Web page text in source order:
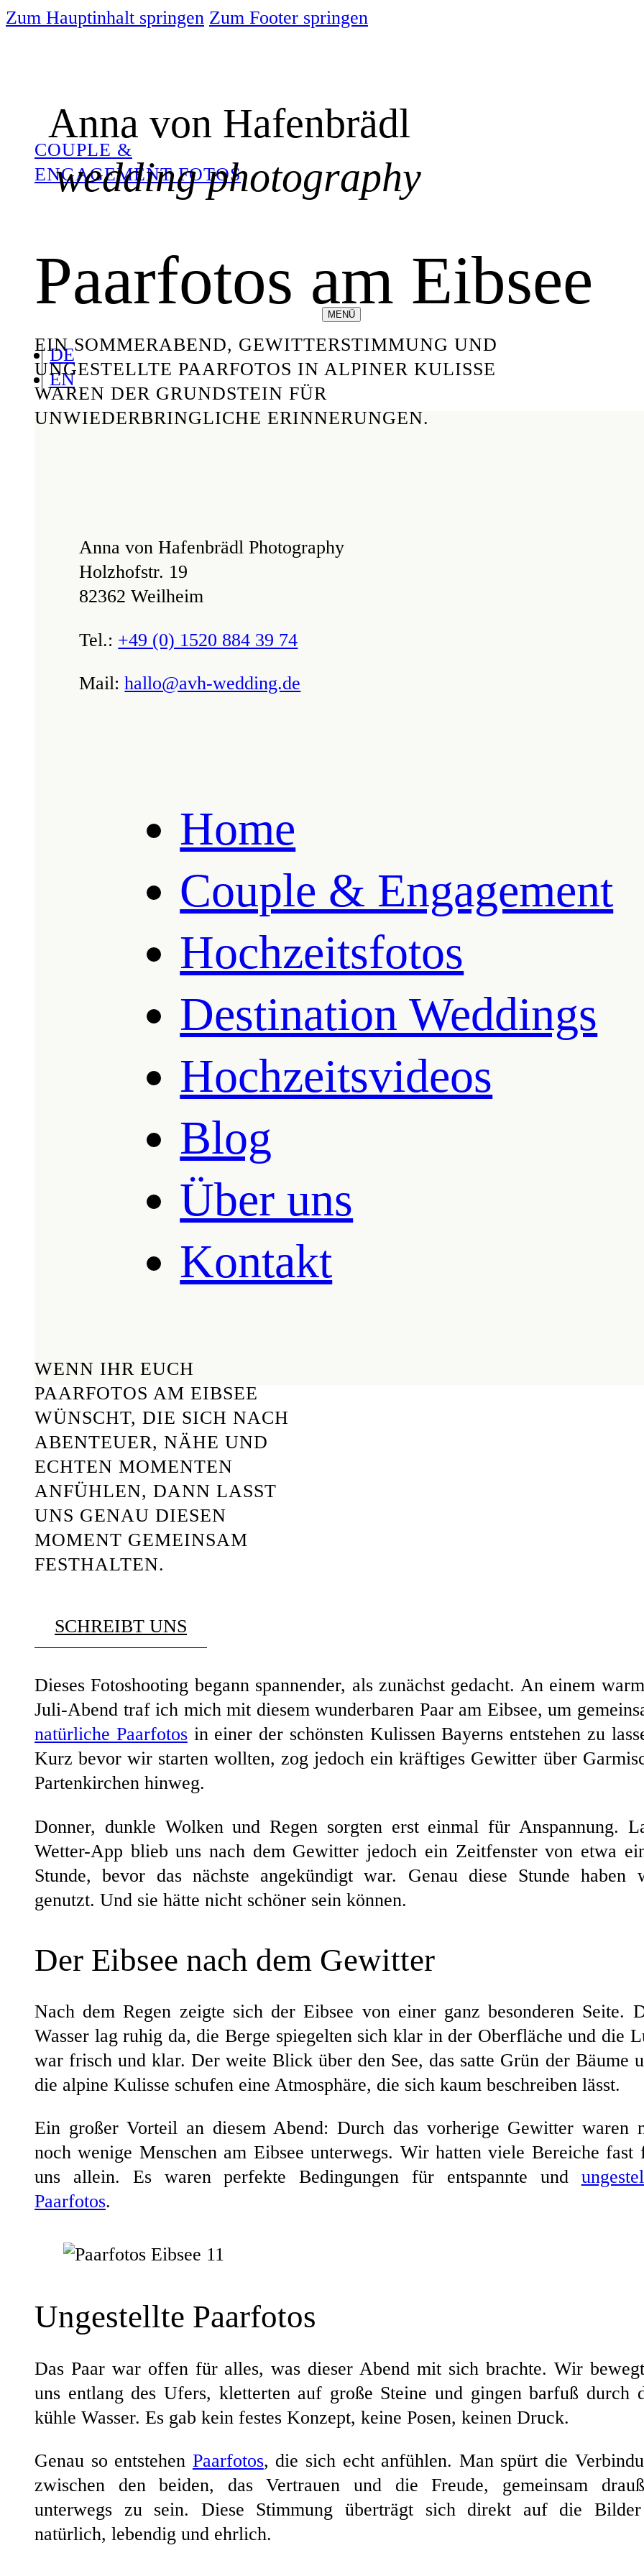
Zum Hauptinhalt springen Zum Footer springen
DE
EN
Anna von Hafenbrädl Photography
Holzhofstr. 19
82362 Weilheim
Tel.: +49 (0) 1520 884 39 74
Mail:hallo@avh-wedding.de
Home
Couple & Engagement
Hochzeitsfotos
Destination Weddings
Hochzeitsvideos
Blog
Über uns
Kontakt
Anna von Hafenbrädl
wedding photography
COUPLE &
ENGAGEMENT FOTOS
Paarfotos am Eibsee
EIN SOMMERABEND, GEWITTERSTIMMUNG UND
UNGESTELLTE PAARFOTOS IN ALPINER KULISSE
WAREN DER GRUNDSTEIN FÜR
UNWIEDERBRINGLICHE ERINNERUNGEN.
WENN IHR EUCH
PAARFOTOS AM EIBSEE
WÜNSCHT, DIE SICH NACH
ABENTEUER, NÄHE UND
ECHTEN MOMENTEN
ANFÜHLEN, DANN LASST
UNS GENAU DIESEN
MOMENT GEMEINSAM
FESTHALTEN.
SCHREIBT UNS
Dieses Fotoshooting begann spannender, als zunächst gedacht. An einem
Juli-Abend traf ich mich mit diesem wunderbaren Paar am Eibsee, um
natürliche Paarfotosin einer der schönsten Kulissen Bayerns entstehen zu
Kurz bevor wir starten wollten, zog jedoch ein kräftiges Gewitter über
Partenkirchen hinweg.
Donner, dunkle Wolken und Regen sorgten erst einmal für Anspannung.
Wetter-App blieb uns nach dem Gewitter jedoch ein Zeitfenster von etwa
Stunde, bevor das nächste angekündigt war. Genau diese Stunde haben
genutzt. Und sie hätte nicht schöner sein können.
Der Eibsee nach dem Gewitter
Nach dem Regen zeigte sich der Eibsee von einer ganz besonderen Seite.
Wasser lag ruhig da, die Berge spiegelten sich klar in der Oberfläche und die
war frisch und klar. Der weite Blick über den See, das satte Grün der Bäume
die alpine Kulisse schufen eine Atmosphäre, die sich kaum beschreiben lässt.
Ein großer Vorteil an diesem Abend: Durch das vorherige Gewitter waren
noch wenige Menschen am Eibsee unterwegs. Wir hatten viele Bereiche fast
uns allein. Es waren perfekte Bedingungen für entspannte und
Paarfotos.
Ungestellte Paarfotos
Das Paar war offen für alles, was dieser Abend mit sich brachte. Wir
uns entlang des Ufers, kletterten auf große Steine und gingen barfuß durch
kühle Wasser. Es gab kein festes Konzept, keine Posen, keinen Druck.
Genau so entstehen Paarfotos, die sich echt anfühlen. Man spürt die
zwischen den beiden, das Vertrauen und die Freude, gemeinsam
unterwegs zu sein. Diese Stimmung überträgt sich direkt auf die
natürlich, lebendig und ehrlich.